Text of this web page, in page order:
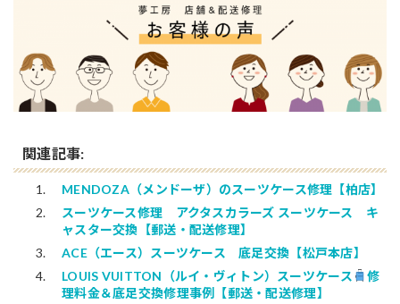
関連記事:
MENDOZA（メンドーザ）のスーツケース修理【柏店】
スーツケース修理 アクタスカラーズ スーツケース キ
ャスター交換【郵送・配送修理】
ACE（エース）スーツケース 底足交換【松戸本店】
LOUIS VUITTON（ルイ・ヴィトン）スーツケース
修
理料金＆底足交換修理事例【郵送・配送修理】